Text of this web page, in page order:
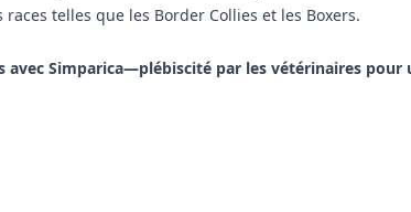
telles que les Border Collies et les Boxers.
avec Simparica—plébiscité par les vétérinaires